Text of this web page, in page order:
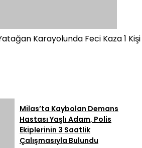
Karayolunda Feci Kaza 1 Kişi
Milas’ta Kaybolan Demans
Hastası Yaşlı Adam, Polis
Ekiplerinin 3 Saatlik
Çalışmasıyla Bulundu